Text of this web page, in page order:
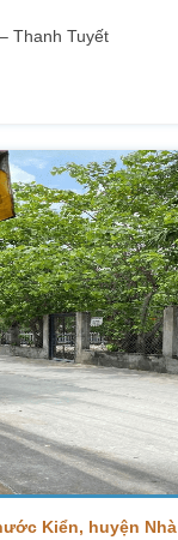
Thanh Tuyết
Kiển, huyện Nhà